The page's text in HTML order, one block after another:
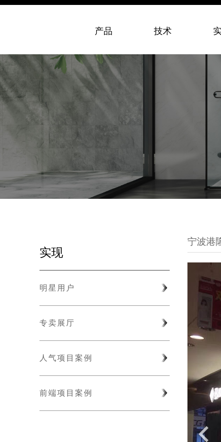
产品 技术
实现
明星用户
专卖展厅
人气项目案例
前端项目案例
宁波港